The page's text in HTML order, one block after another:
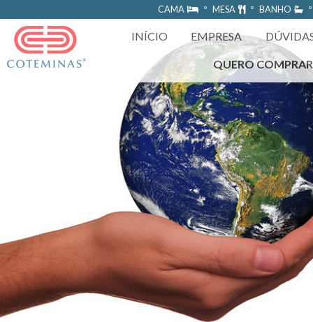
https://www.coteminas.com.br/desenv-web/htm11/
CAMA º MESA º BANHO
INÍCIO EMPRESA
QUERO COMPRAR